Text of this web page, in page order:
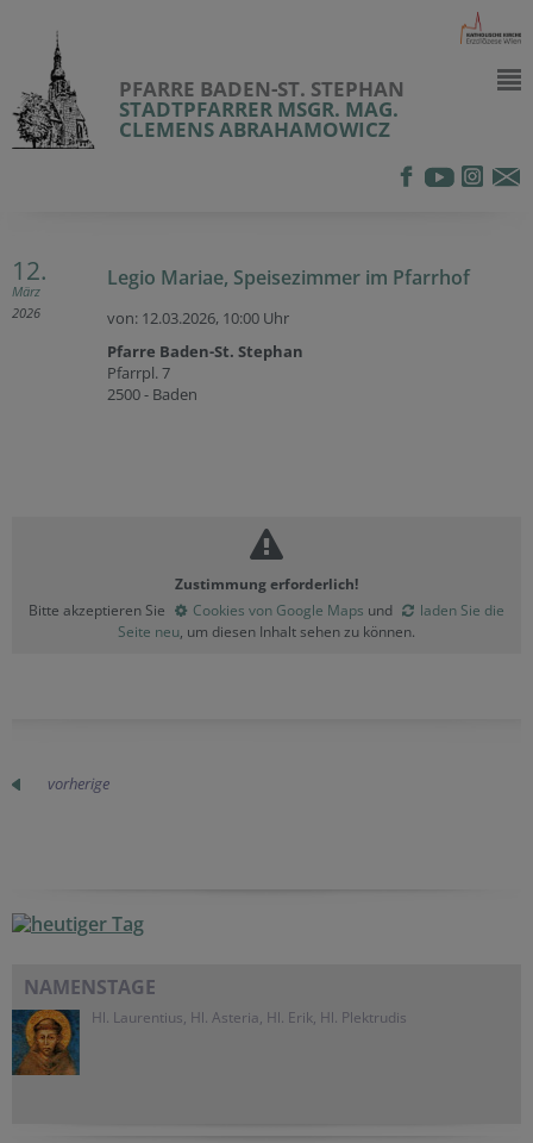
PFARRE BADEN-ST. STEPHAN
STADTPFARRER MSGR. MAG.
CLEMENS ABRAHAMOWICZ
12.
März
2026
Legio Mariae, Speisezimmer im Pfarrhof
von: 12.03.2026, 10:00 Uhr
Pfarre Baden-St. Stephan
Pfarrpl. 7
2500 - Baden
Zustimmung erforderlich!
Bitte akzeptieren Sie
Cookies von Google Maps und
laden Sie die
Seite neu, um diesen Inhalt sehen zu können.
vorherige
NAMENSTAGE
Hl. Laurentius, Hl. Asteria, Hl. Erik, Hl. Plektrudis